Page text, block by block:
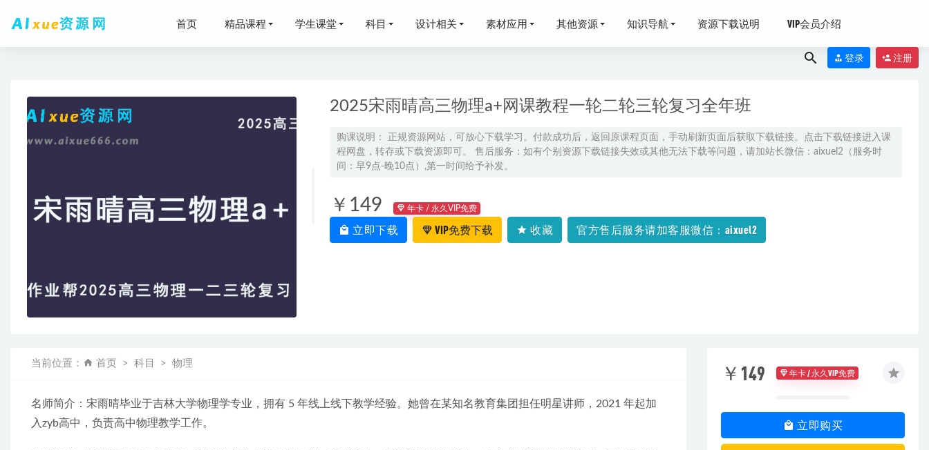
首页 精品课程 学生课堂 科目 设计相关 素材应用 其他资源 知识导航 资源下载说明 VIP会员介绍
登录 注册
2025宋雨晴高三物理a+网课教程一轮二轮三轮复习全年班
购课说明： 正规资源网站，可放心下载学习。付款成功后，返回原课程页面，手动刷新页面后获取下载链接。点击下载链接进入课
程网盘，转存或下载资源即可。 售后服务：如有个别资源下载链接失效或其他无法下载等问题，请加站长微信：aixuel2（服务时
间：早9点-晚10点）,第一时间给予补发。
￥149 年卡 / 永久VIP免费
立即下载 VIP免费下载 收藏 官方售后服务请加客服微信：aixuel2
当前位置： 首页 科目 物理
名师简介：宋雨晴毕业于吉林大学物理学专业，拥有 5 年线上线下教学经验。她曾在某知名教育集团担任明星讲师，2021 年起加
入zyb高中，负责高中物理教学工作。
￥149 年卡 / 永久VIP免费
立即购买
有道2025冷士强高二化学网课教程秋季班 2024-09-04
+春季）
2025于冲高三物理】一轮二轮三轮复习全年班网课教程 2025-09-04
2025金亦珊高二语文秋季班 2024-09-18